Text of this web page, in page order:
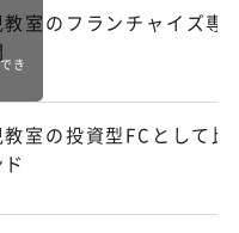
教室のフランチャイズ専
教室の投資型FCとして比
き